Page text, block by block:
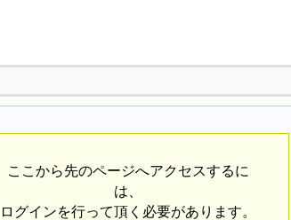
ここから先のページへアクセスするに
は、
ログインを行って頂く必要があります。